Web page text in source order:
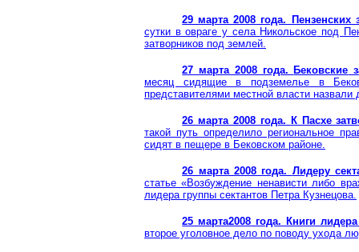
29 марта 2008 года.
сутки в овраге у села Никольское под
затворников под землей.
27 марта 2008 года. Бековские
месяц сидящие в подземелье в
представителями местной власти назвали
26 марта 2008 года. К Пасхе
такой путь определило региональное
сидят в пещере в Бековском районе.
26 марта 2008 года. Лидеру
статье «Возбуждение ненависти либо
лидера группы сектантов Петра Кузнецова.
25 марта2008 года. Книги
второе уголовное дело по поводу ухода